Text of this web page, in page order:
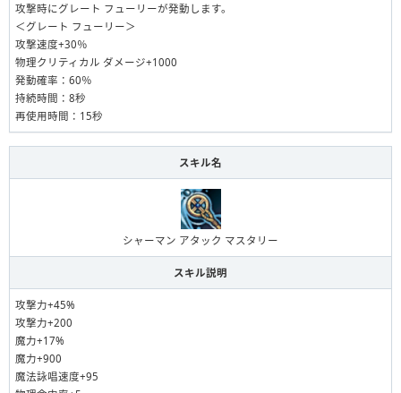
攻撃時にグレート フューリーが発動します。
＜グレート フューリー＞
攻撃速度+30％
物理クリティカル ダメージ+1000
発動確率：60％
持続時間：8秒
再使用時間：15秒
スキル名
シャーマン アタック マスタリー
スキル説明
攻撃力+45%
攻撃力+200
魔力+17%
魔力+900
魔法詠唱速度+95